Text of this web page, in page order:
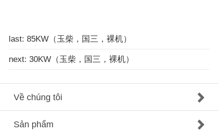
last: 85KW（玉柴，国三，裸机）
next: 30KW（玉柴，国三，裸机）
Về chúng tôi
Sản phẩm